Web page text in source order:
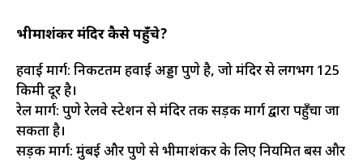
भीमाशंकर मंदिर कैसे पहुँचे?
हवाई मार्ग: निकटतम हवाई अड्डा पुणे है, जो मंदिर से लगभग 125
किमी दूर है।
रेल मार्ग: पुणे रेलवे स्टेशन से मंदिर तक सड़क मार्ग द्वारा पहुँचा जा
सकता है।
सड़क मार्ग: मुंबई और पुणे से भीमाशंकर के लिए नियमित बसें और